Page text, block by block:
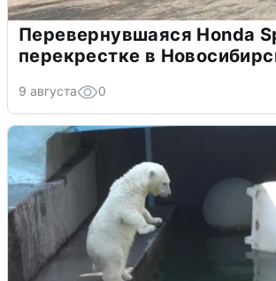
Перевернувшаяся Honda
перекрестке в
9 августа 0